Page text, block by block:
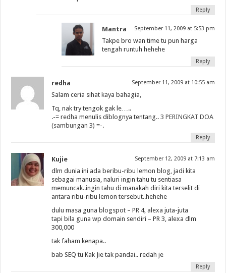
Reply
Mantra September 11, 2009 at 5:53 pm
Takpe bro wan time tu pun harga
tengah runtuh hehehe
Reply
redha September 11, 2009 at 10:55 am
Salam ceria sihat kaya bahagia,
Tq, nak try tengok gak le…..
.-= redha menulis diblognya tentang..3 PERINGKAT DOA
(sambungan 3) =-.
Reply
Kujie September 12, 2009 at 7:13 am
dlm dunia ini ada beribu-ribu lemon blog, jadi kita
sebagai manusia, naluri ingin tahu tu sentiasa
memuncak..ingin tahu di manakah diri kita terselit di
antara ribu-ribu lemon tersebut..hehehe
dulu masa guna blogspot – PR 4, alexa juta-juta
tapi bila guna wp domain sendiri – PR 3, alexa dlm
300,000
tak faham kenapa..
bab SEQ tu Kak Jie tak pandai.. redah je
Reply